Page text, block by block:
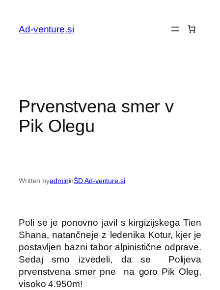
vsebino
Ad-venture.si
Prvenstvena smer v
Pik Olegu
Written byadmininŠD Ad-venture.si
Poli se je ponovno javil s kirgizijskega Tien
Shana, natančneje z ledenika Kotur, kjer je
postavljen bazni tabor alpinistične odprave.
Sedaj smo izvedeli, da se Polijeva
prvenstvena smer pne na goro Pik Oleg,
visoko 4.950m!